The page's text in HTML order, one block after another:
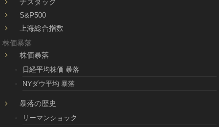
S&P500
上海総合指数
株価暴落
株価暴落
日経平均株価 暴落
NYダウ平均 暴落
暴落の歴史
リーマンショック